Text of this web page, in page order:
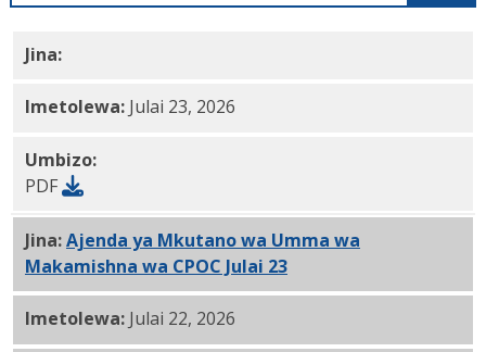
Jina:Ripoti ya
Imetolewa: Julai 23, 2026
Umbizo:
PDF
Jina:Ajenda ya Mkutano wa Umma wa
Makamishna wa CPOC Julai 23, 2026 PDF
Imetolewa: Julai 22, 2026